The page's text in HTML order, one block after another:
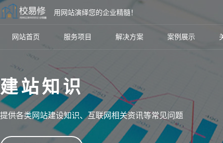
用网站演绎您的企业精髓！
网站首页 服务项目 解决方案 案例展示
建站知识
提供各类网站建设知识、互联网相关资讯等常见问题